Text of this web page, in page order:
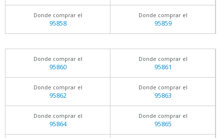
Donde comprar el
95858
Donde comprar el
95859
Donde comprar el
95860
Donde comprar el
95861
Donde comprar el
95862
Donde comprar el
95863
Donde comprar el
95864
Donde comprar el
95865